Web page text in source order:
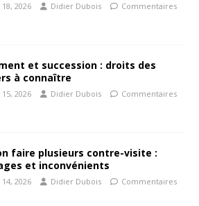
2026 Didier Dubois
Commentaires
et succession : droits des
à connaître
2026 Didier Dubois
Commentaires
faire plusieurs contre-visite :
et inconvénients
2026 Didier Dubois
Commentaires